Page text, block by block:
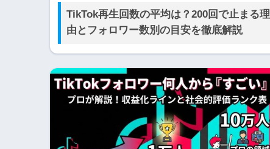
TikTok再生回数の平均は？200回で止まる理
由とフォロワー数別の目安を徹底解説